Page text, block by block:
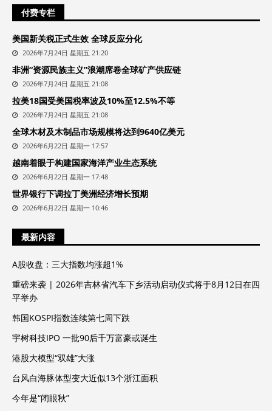
付费专栏
美国新关税正式生效 全球反应分化
2026年7月24日 星期五 21:20
非洲“资源民族主义”浪潮席卷全球矿产供应链
2026年7月24日 星期五 21:08
拉美18国受美国税率波及10%至12.5%不等
2026年7月24日 星期五 21:08
全球木材及木制品市场规模将达到9640亿美元
2026年6月22日 星期一 17:57
越南着眼于构建国家海洋产业生态系统
2026年6月22日 星期一 17:48
世界银行下调拉丁美洲经济增长预期
2026年6月22日 星期一 10:46
最新内容
A股收盘：三大指数均涨超1%
重磅来袭 | 2026年吉林省汽车下乡活动启动仪式将于8月12日在四
平举办
韩国KOSPI指数连续第七周下跌
宇树科技IPO 一批90后千万富豪或诞生
港股大模型“双雄”大涨
台风白海豚体型变大近似13个浙江面积
今年是“闭眼秋”